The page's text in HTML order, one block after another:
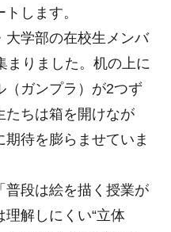
します。
大学部の在校生メンバ
まりました。机の上に
（ガンプラ）が2つず
たちは箱を開けなが
待を膨らませていま
普段は絵を描く授業が
解しにくい“立体